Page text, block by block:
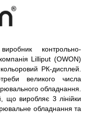
контрольно-
Lilliput (OWON)
РК-дисплей.
великого числа
обладнання.
що виробляє 3 лінійки
обладнання та